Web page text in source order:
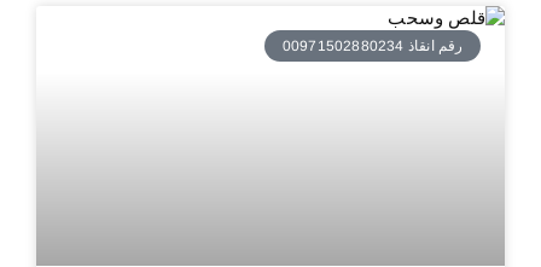
رقم انقاذ 00971502880234